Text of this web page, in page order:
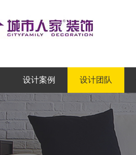
设计案例 设计团队